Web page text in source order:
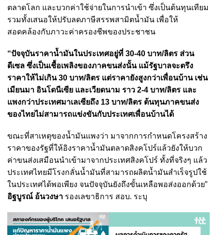
ตลาดโลก และบวกค่าใช้จ่ายในการนำเข้า ซึ่งเป็นต้นทุนเทียม
รวมทั้งเสนอให้ปรับลดภาษีสรรพสามิตน้ำมัน เพื่อให้
สอดคล้องกับภาวะค่าครองชีพของประชาชน
“ปัจจุบันราคาน้ำมันในประเทศอยู่ที่ 30-40 บาท/ลิตร ส่วน
ดีเซล ซึ่งเป็นเชื้อเพลิงของภาคขนส่งนั้น แม้รัฐบาลจะตรึง
ราคาให้ไม่เกิน 30 บาท/ลิตร แต่ราคายังสูงกว่าเพื่อนบ้าน เช่น
เมียนมา อินโดนีเซีย และเวียดนาม ราว 2-4 บาท/ลิตร และ
แพงกว่าประเทศมาเลเซียถึง 13 บาท/ลิตร ต้นทุนภาคขนส่ง
ของไทยไม่สามารถแข่งขันกับประเทศเพื่อนบ้านได้
ขณะที่สาเหตุของน้ำมันแพงว่า มาจากการกำหนดโครงสร้าง
ราคาของรัฐที่ให้อิงราคาน้ำมันตลาดสิงคโปร์แล้วยังให้บวก
ค่าขนส่งเสมือนนำเข้ามาจากประเทศสิงคโปร์ ทั้งที่จริงๆ แล้ว
ประเทศไทยมีโรงกลั่นน้ำมันที่สามารถผลิตน้ำมันสำเร็จรูปใช้
ในประเทศได้พอเพียง จนปัจจุบันยังถึงขั้นเหลือพอส่งออกด้วย”
อิฐบูรณ์ อ้นวงษา รองเลขาธิการ สอบ. ระบุ